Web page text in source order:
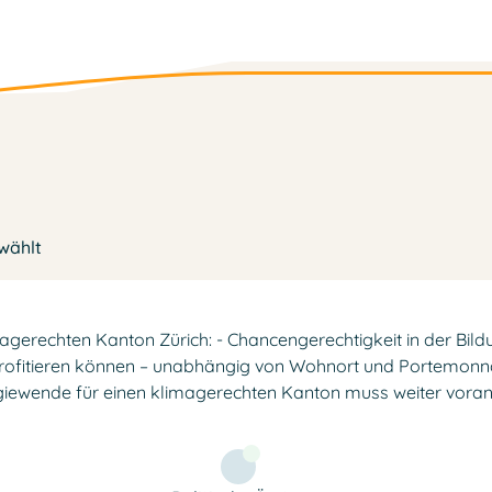
Kanton Zürich: - Chancengerechtigkeit in der
können – unabhängig von Wohnort und
für einen klimagerechten Kanton muss weiter